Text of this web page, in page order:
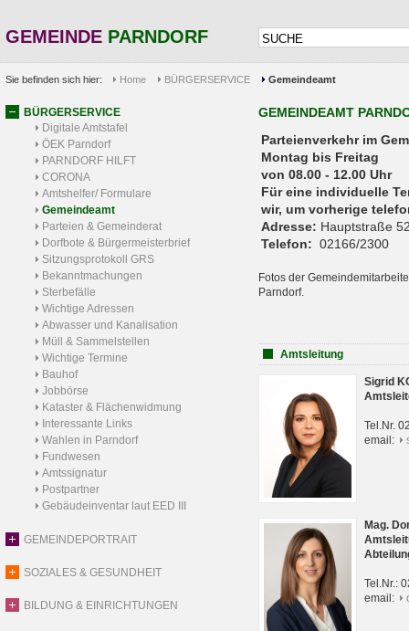
GEMEINDE PARNDORF
Sie befinden sich hier: Home BÜRGERSERVICE Gemeindeamt
BÜRGERSERVICE
Digitale Amtstafel
ÖEK Parndorf
PARNDORF HILFT
CORONA
Amtshelfer/ Formulare
Gemeindeamt
Parteien & Gemeinderat
Dorfbote & Bürgermeisterbrief
Sitzungsprotokoll GRS
Bekanntmachungen
Sterbefälle
Wichtige Adressen
Abwasser und Kanalisation
Müll & Sammelstellen
Wichtige Termine
Bauhof
Jobbörse
Kataster & Flächenwidmung
Interessante Links
Wahlen in Parndorf
Fundwesen
Amtssignatur
Postpartner
Gebäudeinventar laut EED III
GEMEINDEPORTRAIT
SOZIALES & GESUNDHEIT
BILDUNG & EINRICHTUNGEN
GEMEINDEAMT
Parteienverkehr
Montag bis Freitag
von 08.00 - 12.00 Uhr
Für eine individuelle
wir, um vorherige
Adresse: Hauptstraße
Telefon: 02166/2300
Fotos der
Parndorf.
Amtsleitung
Sigrid
Tel.Nr.
email:
Mag.
Tel.Nr.:
email: